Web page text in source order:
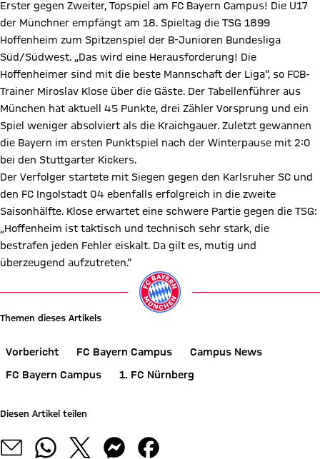
Erster gegen Zweiter, Topspiel am FC Bayern Campus! Die U17
der Münchner empfängt am 18. Spieltag die TSG 1899
Hoffenheim zum Spitzenspiel der B-Junioren Bundesliga
Süd/Südwest. „Das wird eine Herausforderung! Die
Hoffenheimer sind mit die beste Mannschaft der Liga“, so FCB-
Trainer Miroslav Klose über die Gäste. Der Tabellenführer aus
München hat aktuell 45 Punkte, drei Zähler Vorsprung und ein
Spiel weniger absolviert als die Kraichgauer. Zuletzt gewannen
die Bayern im ersten Punktspiel nach der Winterpause mit 2:0
bei den Stuttgarter Kickers.
Der Verfolger startete mit Siegen gegen den Karlsruher SC und
den FC Ingolstadt 04 ebenfalls erfolgreich in die zweite
Saisonhälfte. Klose erwartet eine schwere Partie gegen die TSG:
„Hoffenheim ist taktisch und technisch sehr stark, die
bestrafen jeden Fehler eiskalt. Da gilt es, mutig und
überzeugend aufzutreten.“
Themen dieses Artikels
Vorbericht FC Bayern Campus
Campus News
FC Bayern Campus
1. FC Nürnberg
Diesen Artikel teilen